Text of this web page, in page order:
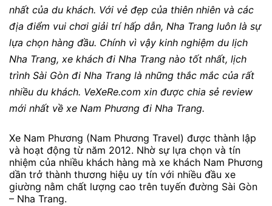
nhất của du khách. Với vẻ đẹp của thiên nhiên và các
địa điểm vui chơi giải trí hấp dẫn, Nha Trang luôn là sự
lựa chọn hàng đầu. Chính vì vậy kinh nghiệm du lịch
Nha Trang, xe khách đi Nha Trang nào tốt nhất, lịch
trình Sài Gòn đi Nha Trang là những thắc mắc của rất
nhiều du khách. VeXeRe.com xin được chia sẻ review
mới nhất về xe Nam Phương đi Nha Trang.
Xe Nam Phương (Nam Phương Travel) được thành lập
và hoạt động từ năm 2012. Nhờ sự lựa chọn và tín
nhiệm của nhiều khách hàng mà xe khách Nam Phương
dần trở thành thương hiệu uy tín với nhiều đầu xe
giường nằm chất lượng cao trên tuyến đường Sài Gòn
– Nha Trang.